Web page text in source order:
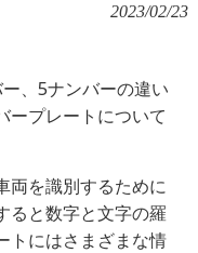
2023/02/23
、5ナンバーの違い
ープレートについて
両を識別するために
ると数字と文字の羅
トにはさまざまな情